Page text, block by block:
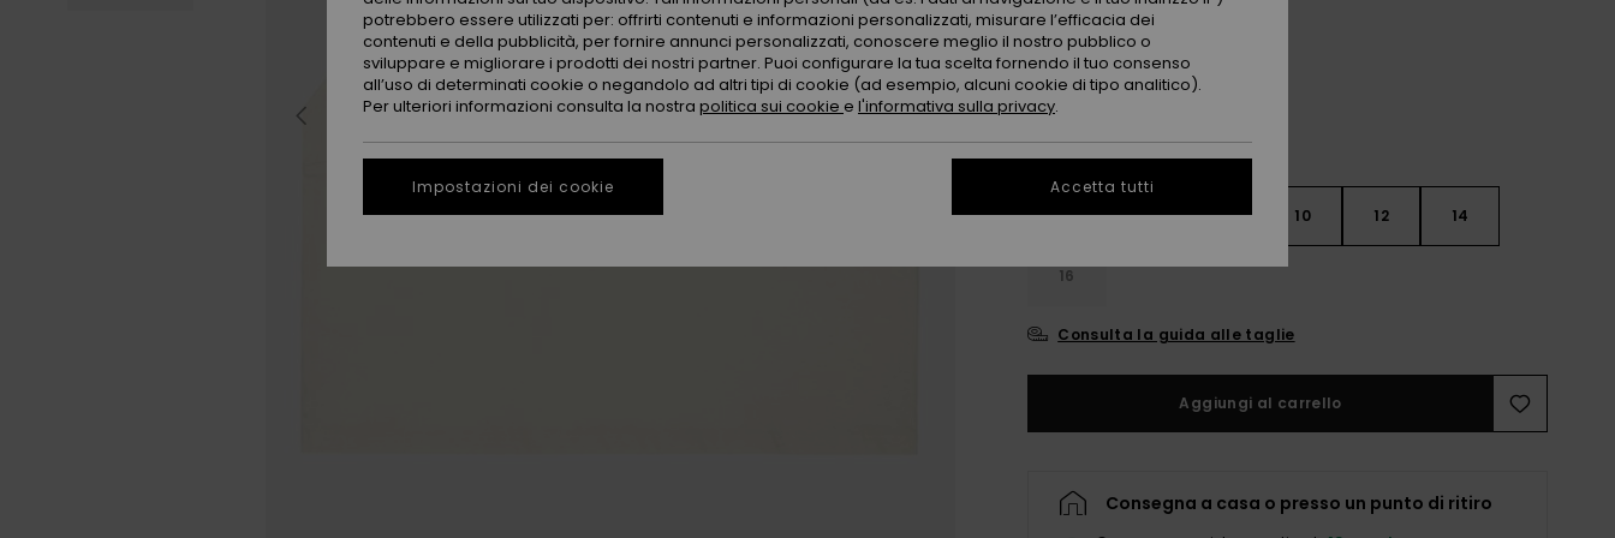
ColoriCoconut Milk
4 6 8 10 12 14
16
Consulta la guida alle taglie
Aggiungi al carrello
Consegna a casa o presso un punto di ritiro
potrebbero essere utilizzati per: offrirti contenuti e informazioni personalizzati, misurare l’efficacia dei
contenuti e della pubblicità, per fornire annunci personalizzati, conoscere meglio il nostro pubblico o
sviluppare e migliorare i prodotti dei nostri partner. Puoi configurare la tua scelta fornendo il tuo consenso
all’uso di determinati cookie o negandolo ad altri tipi di cookie (ad esempio, alcuni cookie di tipo analitico).
Per ulteriori informazioni consulta la nostra politica sui cookie e l'informativa sulla privacy.
Impostazioni dei cookie Accetta tutti